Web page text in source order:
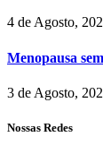
4 de Agosto,
Menopausa
3 de Agosto,
Nossas Redes